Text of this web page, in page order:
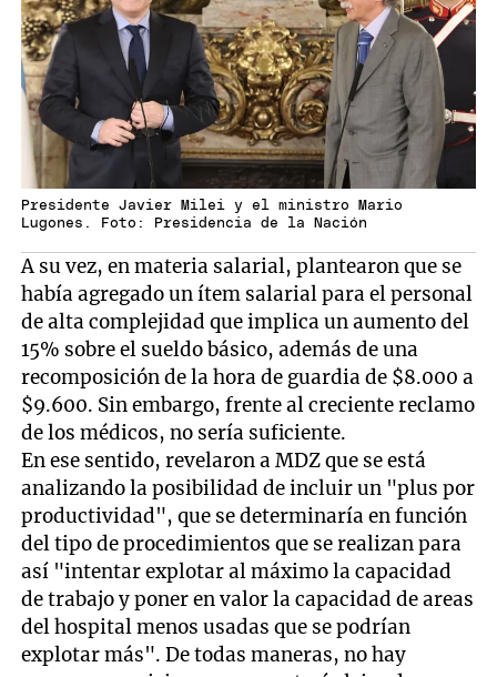
Presidente Javier Milei y el ministro Mario
Lugones. Foto: Presidencia de la Nación
A su vez, en materia salarial, plantearon que se
había agregado un ítem salarial para el personal
de alta complejidad que implica un aumento del
15% sobre el sueldo básico, además de una
recomposición de la hora de guardia de $8.000 a
$9.600. Sin embargo, frente al creciente reclamo
de los médicos, no sería suficiente.
En ese sentido, revelaron a MDZ que se está
analizando la posibilidad de incluir un "plus por
productividad", que se determinaría en función
del tipo de procedimientos que se realizan para
así "intentar explotar al máximo la capacidad
de trabajo y poner en valor la capacidad de areas
del hospital menos usadas que se podrían
explotar más". De todas maneras, no hay